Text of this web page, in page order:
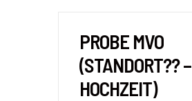
PROBE MVO
(STANDORT?? –
HOCHZEIT)